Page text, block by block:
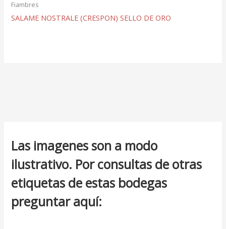
Las imagenes son a modo
ilustrativo. Por consultas de otras
etiquetas de estas bodegas
preguntar aquí:
Fiambres
SALAME NOSTRALE (CRESPON) SELLO DE ORO